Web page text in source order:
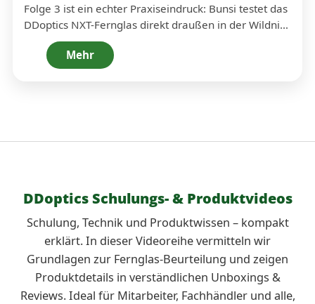
Folge 3 ist ein echter Praxiseindruck: Bunsi testet das
DDoptics NXT-Fernglas direkt draußen in der Wildnis
Kontrast, Detailerkennung und das Handling im
Alltag.
Mehr
DDoptics Schulungs- & Produktvideos
Schulung, Technik und Produktwissen – kompakt
erklärt. In dieser Videoreihe vermitteln wir
Grundlagen zur Fernglas-Beurteilung und zeigen
Produktdetails in verständlichen Unboxings &
Reviews. Ideal für Mitarbeiter, Fachhändler und alle,